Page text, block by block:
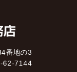
番地の3
62-7144